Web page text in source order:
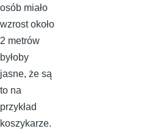
osób miało
wzrost około
2 metrów
byłoby
jasne, że są
to na
przykład
koszykarze.